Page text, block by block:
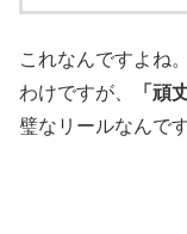
これなんですよね
わけですが、
「頑
璧なリールなんで